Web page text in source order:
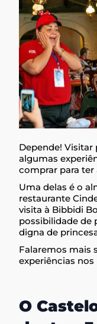
Depende! Visitar
algumas
comprar para ter
Uma delas é o
restaurante
visita à Bibbidi
possibilidade de
digna de
Falaremos mais
experiências
O